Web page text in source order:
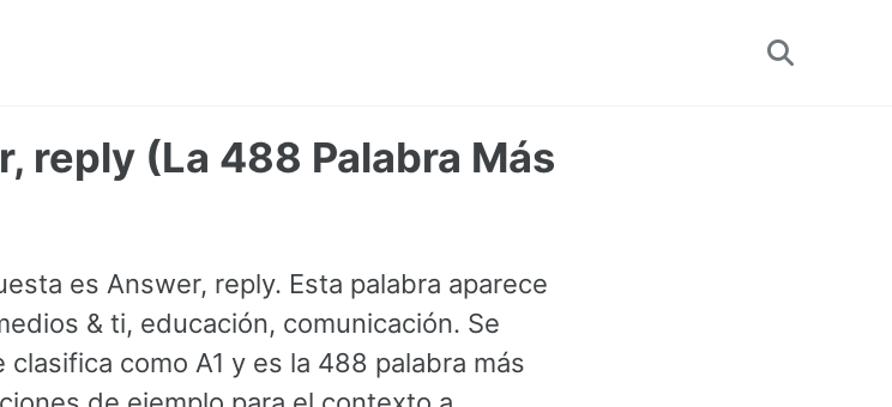
Toggle
reply (La 488 Palabra Más
es Answer, reply. Esta palabra aparece
& ti, educación, comunicación. Se
como A1 y es la 488 palabra más